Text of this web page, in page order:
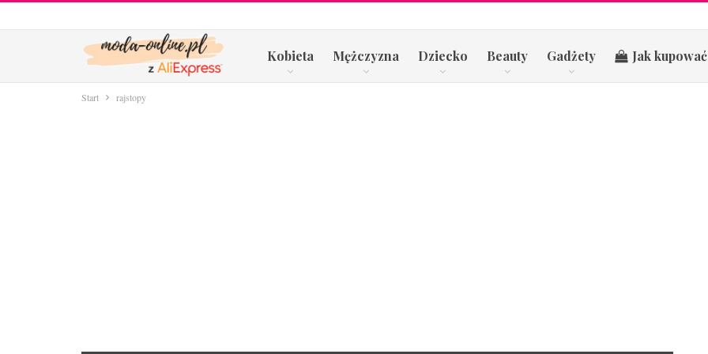
Kobieta Mężczyzna Dziecko Beauty Gadżety Jak
Start rajstopy